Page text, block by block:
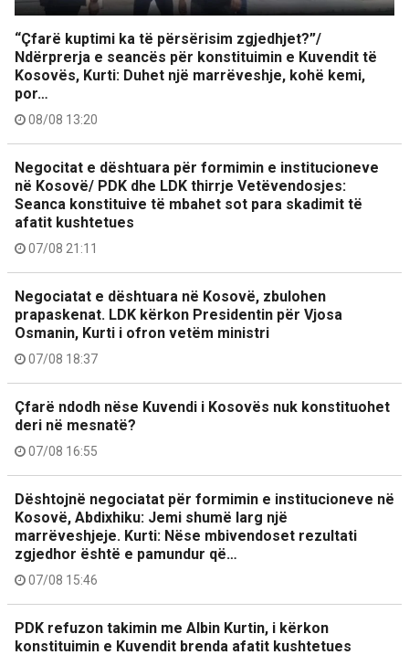
“Çfarë kuptimi ka të përsërisim zgjedhjet?”/
Ndërprerja e seancës për konstituimin e Kuvendit të
Kosovës, Kurti: Duhet një marrëveshje, kohë kemi,
por…
08/08 13:20
Negocitat e dështuara për formimin e institucioneve
në Kosovë/ PDK dhe LDK thirrje Vetëvendosjes:
Seanca konstituive të mbahet sot para skadimit të
afatit kushtetues
07/08 21:11
Negociatat e dështuara në Kosovë, zbulohen
prapaskenat. LDK kërkon Presidentin për Vjosa
Osmanin, Kurti i ofron vetëm ministri
07/08 18:37
Çfarë ndodh nëse Kuvendi i Kosovës nuk konstituohet
deri në mesnatë?
07/08 16:55
Dështojnë negociatat për formimin e institucioneve në
Kosovë, Abdixhiku: Jemi shumë larg një
marrëveshjeje. Kurti: Nëse mbivendoset rezultati
zgjedhor është e pamundur që…
07/08 15:46
PDK refuzon takimin me Albin Kurtin, i kërkon
konstituimin e Kuvendit brenda afatit kushtetues